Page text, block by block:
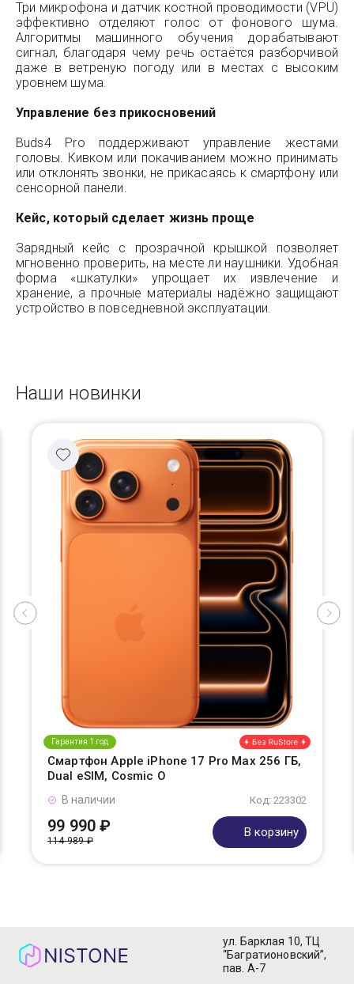
Три микрофона и датчик костной проводимости (VPU)
эффективно отделяют голос от фонового шума.
Алгоритмы машинного обучения дорабатывают
сигнал, благодаря чему речь остаётся разборчивой
даже в ветреную погоду или в местах с высоким
уровнем шума.
Управление без прикосновений
Buds4 Pro поддерживают управление жестами
головы. Кивком или покачиванием можно принимать
или отклонять звонки, не прикасаясь к смартфону или
сенсорной панели.
Кейс, который сделает жизнь проще
Зарядный кейс с прозрачной крышкой позволяет
мгновенно проверить, на месте ли наушники. Удобная
форма «шкатулки» упрощает их извлечение и
хранение, а прочные материалы надёжно защищают
устройство в повседневной эксплуатации.
Наши новинки
Гарантия 1 год
Смартфон Apple iPhone 17 Pro Max 256 ГБ,
Dual eSIM, Cosmic O
Код: 223302
В наличии
99 990 ₽
114 989 ₽
В корзину
ул. Барклая 10, ТЦ
“Багратионовский”,
пав. А-7